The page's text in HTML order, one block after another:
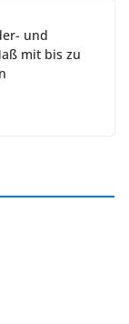
und
mit bis zu